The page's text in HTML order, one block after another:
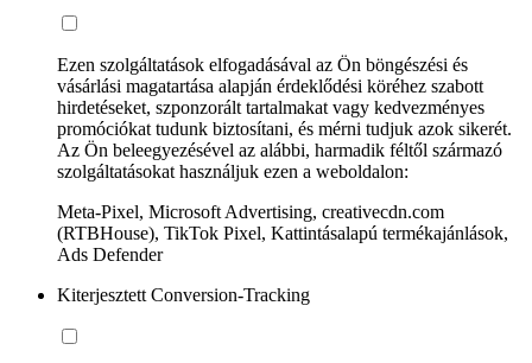
Ezen szolgáltatások elfogadásával az Ön böngészési és
vásárlási magatartása alapján érdeklődési köréhez szabott
hirdetéseket, szponzorált tartalmakat vagy kedvezményes
promóciókat tudunk biztosítani, és mérni tudjuk azok sikerét.
Az Ön beleegyezésével az alábbi, harmadik féltől származó
szolgáltatásokat használjuk ezen a weboldalon:
Meta-Pixel, Microsoft Advertising, creativecdn.com
(RTBHouse), TikTok Pixel, Kattintásalapú termékajánlások,
Ads Defender
Kiterjesztett Conversion-Tracking